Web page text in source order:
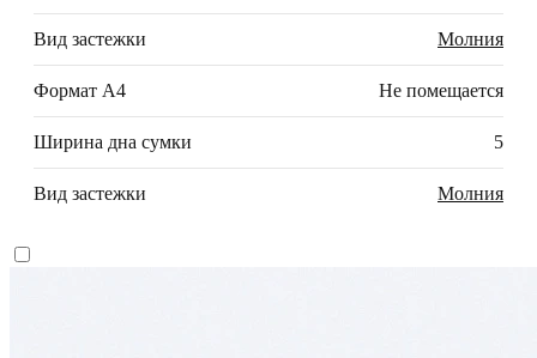
Вид застежки Молния
Формат А4 Не помещается
Ширина дна сумки 5
Вид застежки Молния